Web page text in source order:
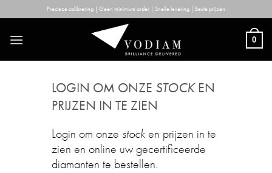
to
content
Precieze calibrering | Geen minimum order | Snelle levering | Beste prijzen
0
LOGIN OM ONZE STOCKEN
PRIJZEN IN TE ZIEN
Login om onze stock en prijzen in te
zien en online uw gecertificeerde
diamanten te bestellen.